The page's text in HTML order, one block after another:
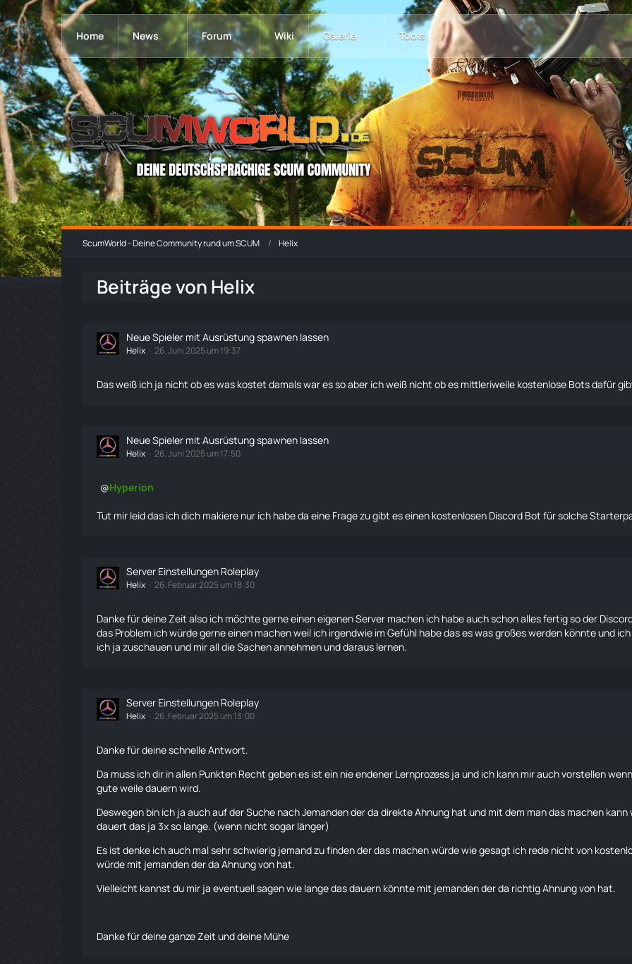
Home News Forum Wiki Galerie Tools
ScumWorld - Deine Community rund um SCUM Helix
Beiträge von Helix
Neue Spieler mit Ausrüstung spawnen lassen
Helix 26. Juni 2025 um 19:37
Das weiß ich ja nicht ob es was kostet damals war es so aber ich weiß nicht ob es mittleriweile kostenlose Bots dafür
Neue Spieler mit Ausrüstung spawnen lassen
Helix 26. Juni 2025 um 17:50
Hyperion
Tut mir leid das ich dich makiere nur ich habe da eine Frage zu gibt es einen kostenlosen Discord Bot für solche
Server Einstellungen Roleplay
Helix 26. Februar 2025 um 18:30
Danke für deine Zeit also ich möchte gerne einen eigenen Server machen ich habe auch schon alles fertig so der
das Problem ich würde gerne einen machen weil ich irgendwie im Gefühl habe das es was großes werden könnte und
ich ja zuschauen und mir all die Sachen annehmen und daraus lernen.
Server Einstellungen Roleplay
Helix 26. Februar 2025 um 13:00
Danke für deine schnelle Antwort.
Da muss ich dir in allen Punkten Recht geben es ist ein nie endener Lernprozess ja und ich kann mir auch vorstellen
gute weile dauern wird.
Deswegen bin ich ja auch auf der Suche nach Jemanden der da direkte Ahnung hat und mit dem man das machen
dauert das ja 3x so lange. (wenn nicht sogar länger)
Es ist denke ich auch mal sehr schwierig jemand zu finden der das machen würde wie gesagt ich rede nicht von
würde mit jemanden der da Ahnung von hat.
Vielleicht kannst du mir ja eventuell sagen wie lange das dauern könnte mit jemanden der da richtig Ahnung von hat.
Danke für deine ganze Zeit und deine Mühe